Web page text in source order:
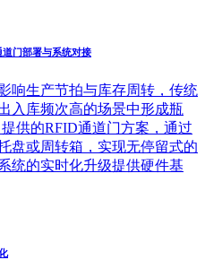
门部署与系统对接
响生产节拍与库存周转，传统
入库频次高的场景中形成瓶
供的RFID通道门方案，通过
盘或周转箱，实现无停留式的
统的实时化升级提供硬件基